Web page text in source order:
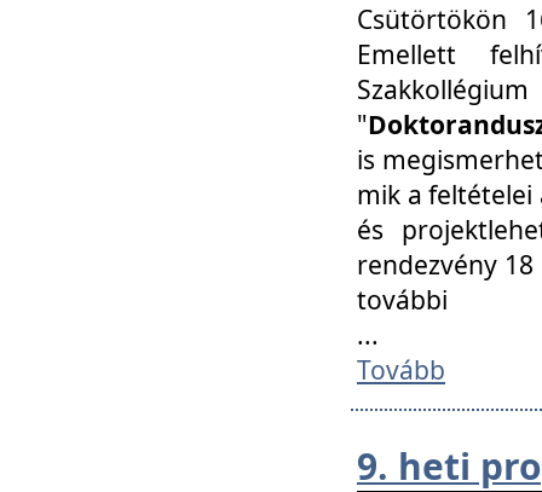
Csütörtökön
Emellett
"
is
mik a feltételei
és
rendezvény
további
...
Tovább
9. heti